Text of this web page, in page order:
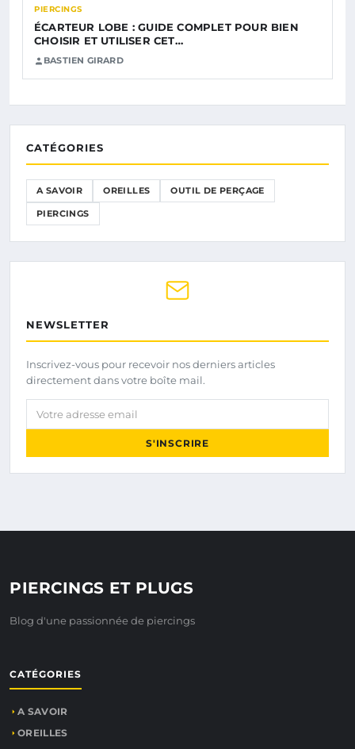
PIERCINGS
ÉCARTEUR LOBE : GUIDE COMPLET POUR BIEN
CHOISIR ET UTILISER CET…
BASTIEN GIRARD
CATÉGORIES
A SAVOIR OREILLES OUTIL DE PERÇAGE
PIERCINGS
NEWSLETTER
Inscrivez-vous pour recevoir nos derniers articles
directement dans votre boîte mail.
Votre adresse email
S'INSCRIRE
PIERCINGS ET PLUGS
Blog d'une passionnée de piercings
CATÉGORIES
A SAVOIR
OREILLES